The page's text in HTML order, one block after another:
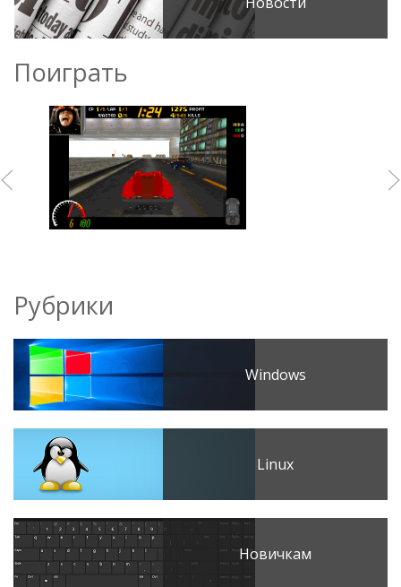
Поиграть
Рубрики
Windows
Linux
Новичкам